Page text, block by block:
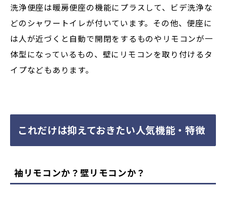
洗浄便座は暖房便座の機能にプラスして、ビデ洗浄な
どのシャワートイレが付いています。その他、便座に
は人が近づくと自動で開閉をするものやリモコンが一
体型になっているもの、壁にリモコンを取り付けるタ
イプなどもあります。
これだけは抑えておきたい人気機能・特徴
袖リモコンか？壁リモコンか？